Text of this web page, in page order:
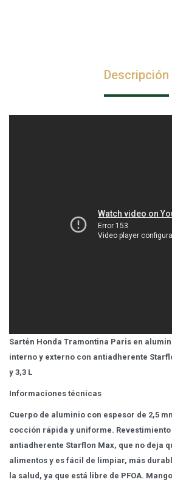
Descripción
Sartén Honda Tramontina Paris en
interno y externo con antiadherente
y 3,3 L
Informaciones técnicas
Cuerpo de aluminio con espesor de 2,5
cocción rápida y uniforme.
antiadherente Starflon Max, que no deja
alimentos y es fácil de limpiar, más
la salud, ya que está libre de PFOA.